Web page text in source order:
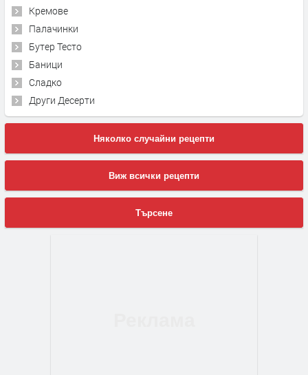
Кремове
Палачинки
Бутер Тесто
Баници
Сладко
Други Десерти
Няколко случайни рецепти
Виж всички рецепти
Търсене